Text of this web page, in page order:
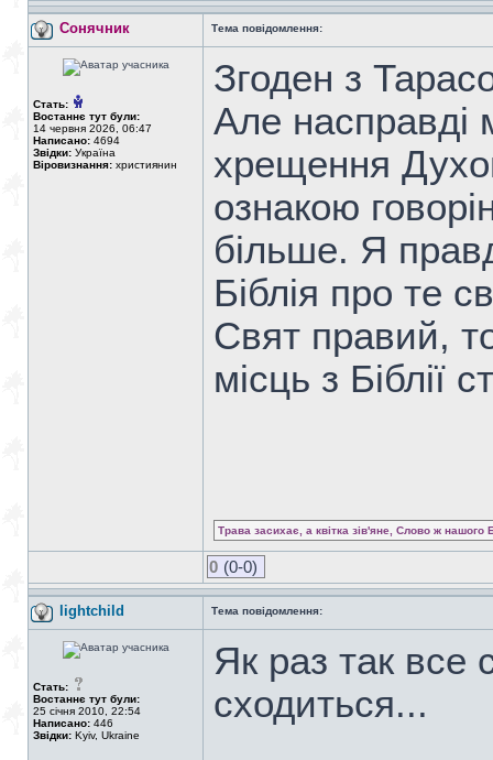
Сонячник Тема повідомлення:
Стать:
Востаннє тут були:
14 червня 2026, 06:47
Написано: 4694
Звідки: Україна
Віровизнання: християнин
Згоден з
Але насправді
хрещення
ознакою
більше. Я
Біблія про те
Свят правий,
місць з Біблії
Трава засихає, а квітка зів'яне, Слово ж нашого
0 (0-0)
lightchild Тема повідомлення:
Стать:
Востаннє тут були:
25 січня 2010, 22:54
Написано: 446
Звідки: Kyiv, Ukraine
Як раз так все
сходиться...